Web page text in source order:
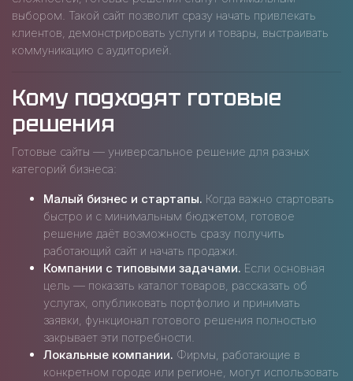
выбором. Такой сайт позволит сразу начать привлекать
клиентов, демонстрировать услуги и товары, выстраивать
коммуникацию с аудиторией.
Кому подходят готовые
решения
Готовые сайты — универсальное решение для разных
категорий бизнеса:
Малый бизнес и стартапы. Когда важно стартовать
быстро и с минимальным бюджетом, готовое
решение даёт возможность сразу получить
работающий сайт и начать продажи.
Компании с типовыми задачами. Если основная
цель — показать каталог товаров, рассказать об
услугах, опубликовать портфолио и принимать
заявки, функционал готового решения полностью
закрывает эти потребности.
Локальные компании. Фирмы, работающие в
конкретном городе или регионе, могут использовать